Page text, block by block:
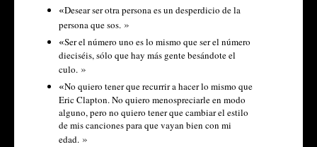
«Desear ser otra persona es un desperdicio de la
persona que sos. »
«Ser el número uno es lo mismo que ser el número
dieciséis, sólo que hay más gente besándote el
culo. »
«No quiero tener que recurrir a hacer lo mismo que
Eric Clapton. No quiero menospreciarle en modo
alguno, pero no quiero tener que cambiar el estilo
de mis canciones para que vayan bien con mi
edad. »